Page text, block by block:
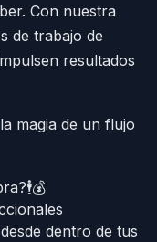
Con nuestra
de trabajo de
resultados
magia de un flujo
dentro de tus